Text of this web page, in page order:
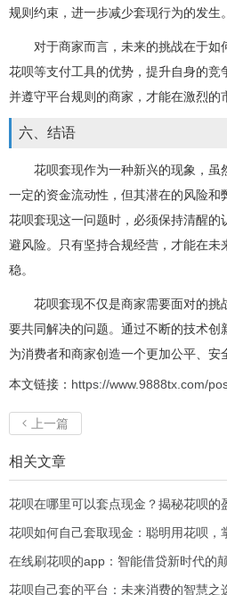
规则约束，进一步减少套现行为的发生。
对于商家而言，未来的挑战在于如
花呗等支付工具的优势，提升自身的竞
并遵守平台规则的商家，才能在激烈的
六、结语
花呗套现作为一种新兴的现象，虽
一定的资金流动性，但其潜在的风险和
花呗套现这一问题时，必须保持清醒的
避风险。只有坚持合规经营，才能在未
稳。
花呗套现不仅是商家需要面对的挑
要共同解决的问题。通过不断的技术创
为消费者和商家创造一个更加公平、安
本文链接： https://www.9888tx.com/
 上一篇
相关文章
花呗在哪里可以套点现金？揭秘花呗的
花呗如何自己套取现金：聪明用花呗，
在线刷花呗的app：智能借贷新时代的
花呗自己套的平台：未来消费的智慧之